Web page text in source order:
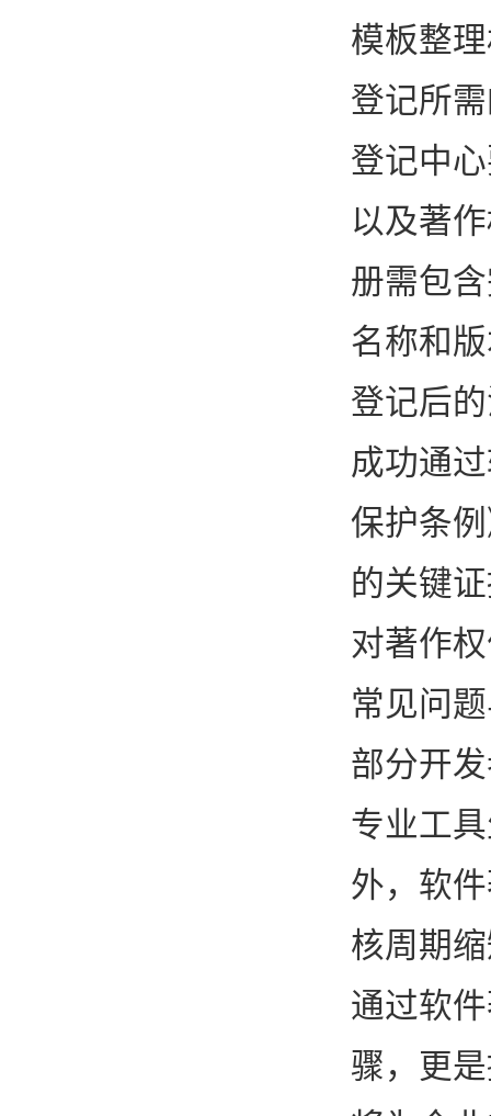
模板整
登记所
登记中
以及著
册需包
名称和
登记后
成功通
保护条
的关键
对著作
常见问
部分开
专业工
外，软
核周期
通过软
骤，更